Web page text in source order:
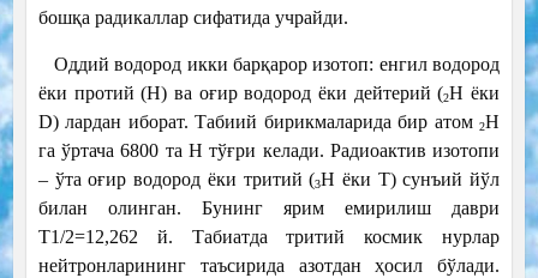
бошқа радикаллар сифатида учрайди.
Оддий водород икки барқарор изотоп: енгил водород
ёки протий (Н) ва оғир водород ёки дейтерий (2Н ёки
D) лардан иборат. Табиий бирикмаларида бир атом2Н
га ўртача 6800 та Н тўғри келади. Радиоактив изотопи
– ўта оғир водород ёки тритий (3Н ёки Т) сунъий йўл
билан олинган. Бунинг ярим емирилиш даври
Т1/2=12,262 й. Табиатда тритий космик нурлар
нейтронларининг таъсирида азотдан ҳосил бўлади.